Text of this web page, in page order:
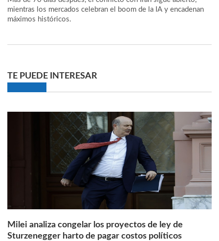
mientras los mercados celebran el boom de la IA y encadenan
máximos históricos.
TE PUEDE INTERESAR
Milei analiza congelar los proyectos de ley de
Sturzenegger harto de pagar costos políticos